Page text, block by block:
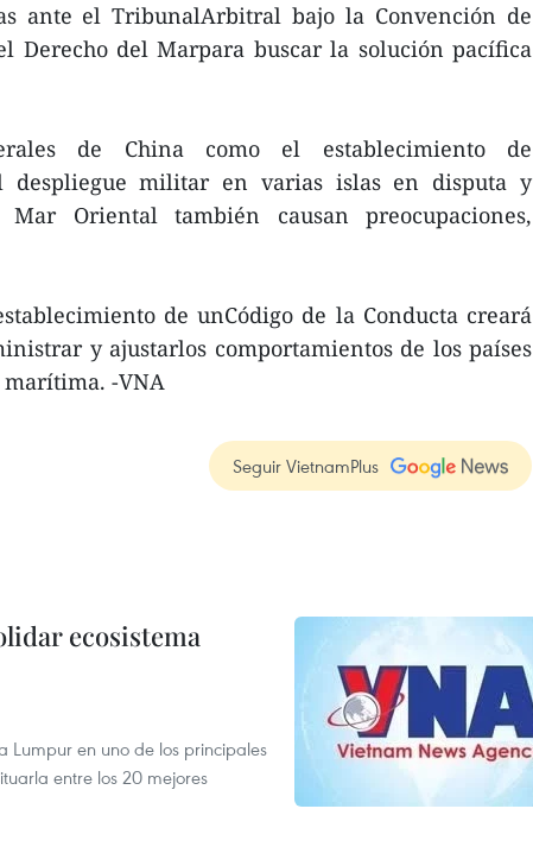
ante el TribunalArbitral bajo la Convención de
Derecho del Marpara buscar la solución pacífica
de China como el establecimiento de
despliegue militar en varias islas en disputa y
Oriental también causan preocupaciones,
de unCódigo de la Conducta creará
y ajustarlos comportamientos de los países
marítima. -VNA
Seguir VietnamPlus
ecosistema
Lumpur en uno de los principales
entre los 20 mejores